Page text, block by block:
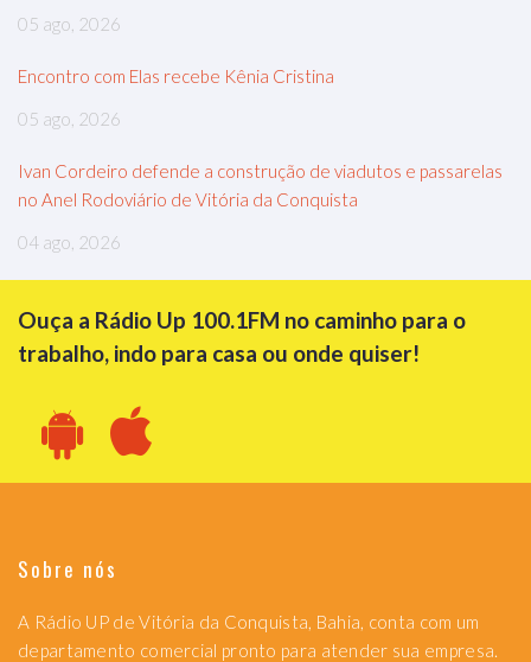
05 ago, 2026
Encontro com Elas recebe Kênia Cristina
05 ago, 2026
Ivan Cordeiro defende a construção de viadutos e passarelas
no Anel Rodoviário de Vitória da Conquista
04 ago, 2026
Ouça a Rádio Up 100.1FM no caminho para o
trabalho, indo para casa ou onde quiser!
Sobre nós
A Rádio UP de Vitória da Conquista, Bahia, conta com um
departamento comercial pronto para atender sua empresa.